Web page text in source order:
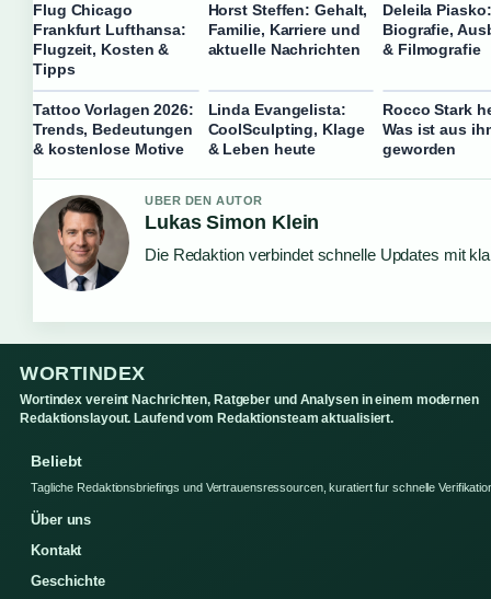
Flug Chicago
Frankfurt Lufthansa:
Flugzeit, Kosten &
Tipps
Horst Steffen: Gehalt,
Familie, Karriere und
aktuelle Nachrichten
Deleila Piasko:
Biografie,
& Filmografie
Tattoo Vorlagen 2026:
Trends, Bedeutungen
& kostenlose Motive
Linda Evangelista:
CoolSculpting, Klage
& Leben heute
Rocco Stark
Was ist aus
geworden
UBER DEN AUTOR
Lukas Simon Klein
Die Redaktion verbindet schnelle Updates mit
WORTINDEX
Wortindex vereint Nachrichten, Ratgeber und Analysen in einem modernen
Redaktionslayout. Laufend vom Redaktionsteam aktualisiert.
Beliebt
Tagliche Redaktionsbriefings und Vertrauensressourcen, kuratiert fur schnelle
Über uns
Kontakt
Geschichte